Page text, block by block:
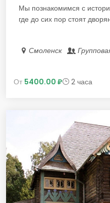
Мы познакомимся с
где до сих пор стоят
Смоленск
От 5400.00 ₽ 2 часа